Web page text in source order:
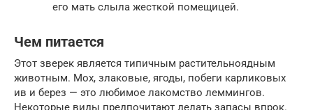
его мать слыла жесткой помещицей.
Чем питается
Этот зверек является типичным растительноядным
животным. Мох, злаковые, ягоды, побеги карликовых
ив и берез — это любимое лакомство леммингов.
Некоторые виды предпочитают делать запасы впрок.